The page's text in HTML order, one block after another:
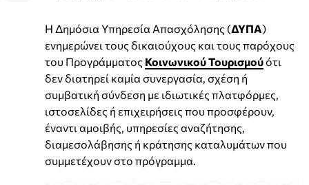
Η Δημόσια Υπηρεσία Απασχόλησης (ΔΥΠΑ)
ενημερώνει τους δικαιούχους και τους παρόχους
του Προγράμματος Κοινωνικού Τουρισμούότι
δεν διατηρεί καμία συνεργασία, σχέση ή
συμβατική σύνδεση με ιδιωτικές πλατφόρμες,
ιστοσελίδες ή επιχειρήσεις που προσφέρουν,
έναντι αμοιβής, υπηρεσίες αναζήτησης,
διαμεσολάβησης ή κράτησης καταλυμάτων που
συμμετέχουν στο πρόγραμμα.